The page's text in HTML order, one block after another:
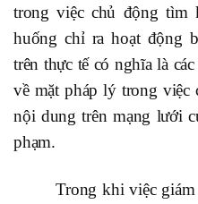
trong việc chủ động tìm
huống chỉ ra hoạt động
trên thực tế có nghĩa là
về mặt pháp lý trong việc
nội dung trên mạng lưới
phạm.
Trong khi việc giám